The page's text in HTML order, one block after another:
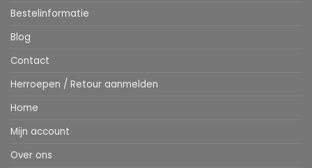
Bestelinformatie
Blog
Contact
Herroepen / Retour aanmelden
Home
Mijn account
Over ons